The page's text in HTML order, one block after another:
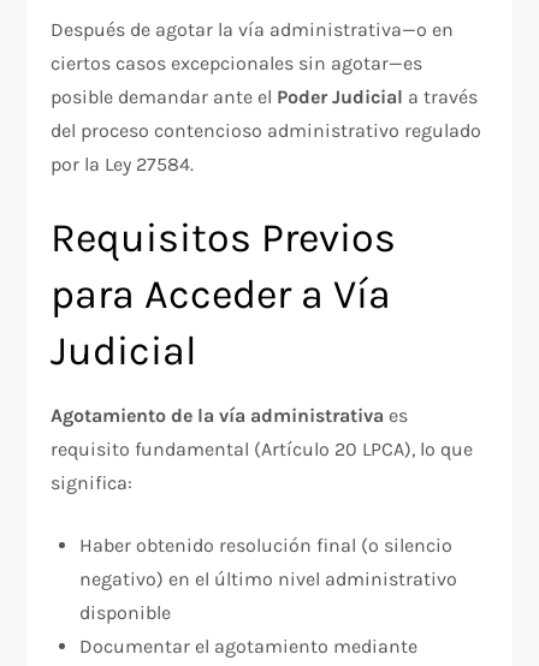
Después de agotar la vía administrativa—o en
ciertos casos excepcionales sin agotar—es
posible demandar ante el Poder Judicial a través
del proceso contencioso administrativo regulado
por la Ley 27584.​
Requisitos Previos
para Acceder a Vía
Judicial
Agotamiento de la vía administrativa es
requisito fundamental (Artículo 20 LPCA), lo que
significa:​
Haber obtenido resolución final (o silencio
negativo) en el último nivel administrativo
disponible
Documentar el agotamiento mediante